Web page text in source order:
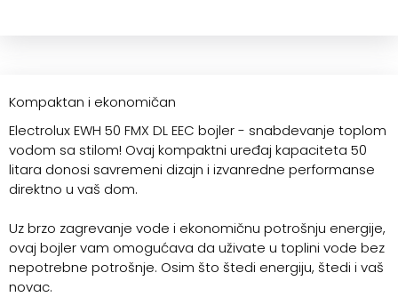
Kompaktan i ekonomičan
Electrolux EWH 50 FMX DL EEC bojler - snabdevanje toplom
vodom sa stilom! Ovaj kompaktni uređaj kapaciteta 50
litara donosi savremeni dizajn i izvanredne performanse
direktno u vaš dom.
Uz brzo zagrevanje vode i ekonomičnu potrošnju energije,
ovaj bojler vam omogućava da uživate u toplini vode bez
nepotrebne potrošnje. Osim što štedi energiju, štedi i vaš
novac.